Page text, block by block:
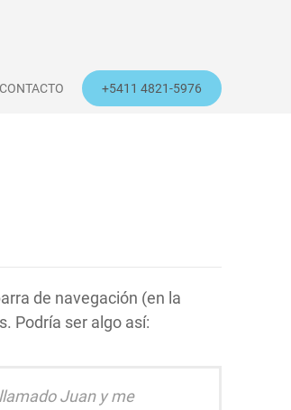
CONTACTO +5411 4821-5976
de navegación (en la
Podría ser algo así:
Juan y me